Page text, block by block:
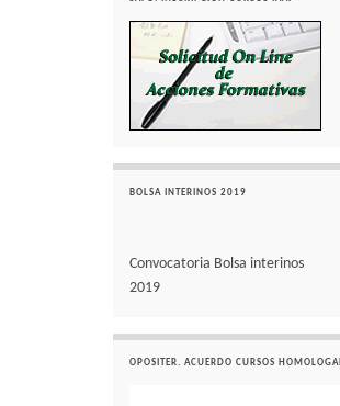
BOLSA INTERINOS 2019
Convocatoria Bolsa interinos
2019
OPOSITER. ACUERDO CURSOS